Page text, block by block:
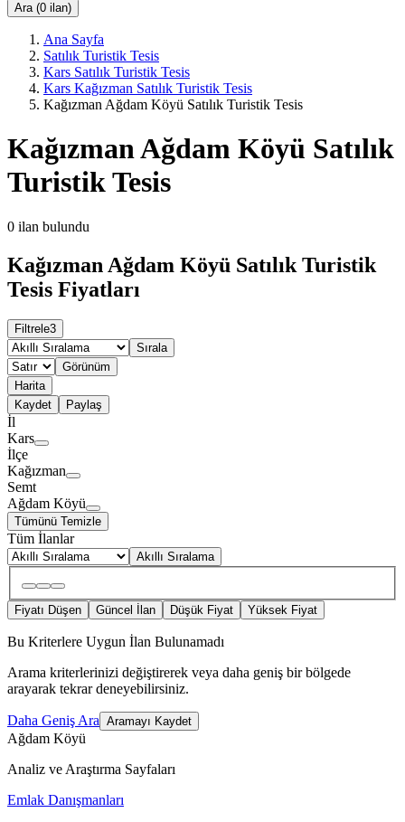
Ara (0 ilan)
Ana Sayfa
Satılık Turistik Tesis
Kars Satılık Turistik Tesis
Kars Kağızman Satılık Turistik Tesis
Kağızman Ağdam Köyü Satılık Turistik Tesis
Kağızman Ağdam Köyü Satılık
Turistik Tesis
0 ilan bulundu
Kağızman Ağdam Köyü Satılık Turistik
Tesis Fiyatları
Filtrele3
Sırala
Görünüm
Harita
Kaydet
Paylaş
İl
Kars
İlçe
Kağızman
Semt
Ağdam Köyü
Tümünü Temizle
Tüm İlanlar
Akıllı Sıralama
Fiyatı Düşen Güncel İlan Düşük Fiyat Yüksek Fiyat
Bu Kriterlere Uygun İlan Bulunamadı
Arama kriterlerinizi değiştirerek veya daha geniş bir bölgede
arayarak tekrar deneyebilirsiniz.
Daha Geniş Ara Aramayı Kaydet
Ağdam Köyü
Analiz ve Araştırma Sayfaları
Emlak Danışmanları